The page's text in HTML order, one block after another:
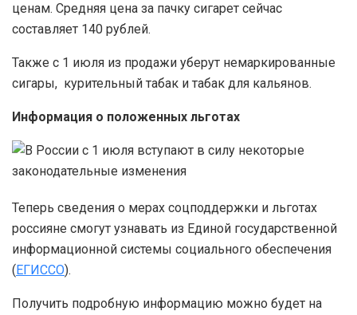
ценам. Средняя цена за пачку сигарет сейчас
составляет 140 рублей.
Также с 1 июля из продажи уберут немаркированные
сигары, курительный табак и табак для кальянов.
Информация о положенных льготах
Теперь сведения о мерах соцподдержки и льготах
россияне смогут узнавать из Единой государственной
информационной системы социального обеспечения
( ЕГИССО).
Получить подробную информацию можно будет на